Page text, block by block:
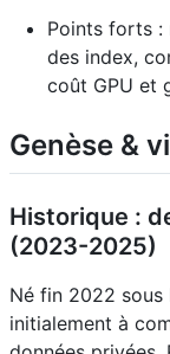
Points forts :
des index,
coût GPU et
Genèse &
Historique :
(2023-2025)
Né fin 2022 sous
initialement à